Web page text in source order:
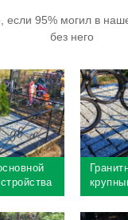
если 95% могил в
без него